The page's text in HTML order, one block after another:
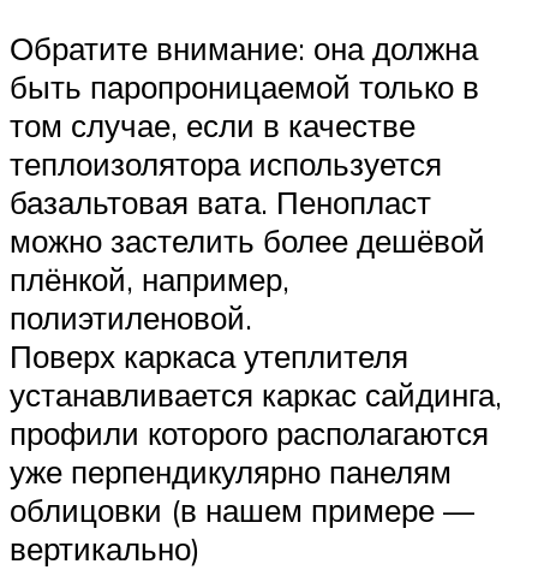
Обратите внимание: она должна
быть паропроницаемой только в
том случае, если в качестве
теплоизолятора используется
базальтовая вата. Пенопласт
можно застелить более дешёвой
плёнкой, например,
полиэтиленовой.
Поверх каркаса утеплителя
устанавливается каркас сайдинга,
профили которого располагаются
уже перпендикулярно панелям
облицовки (в нашем примере —
вертикально)